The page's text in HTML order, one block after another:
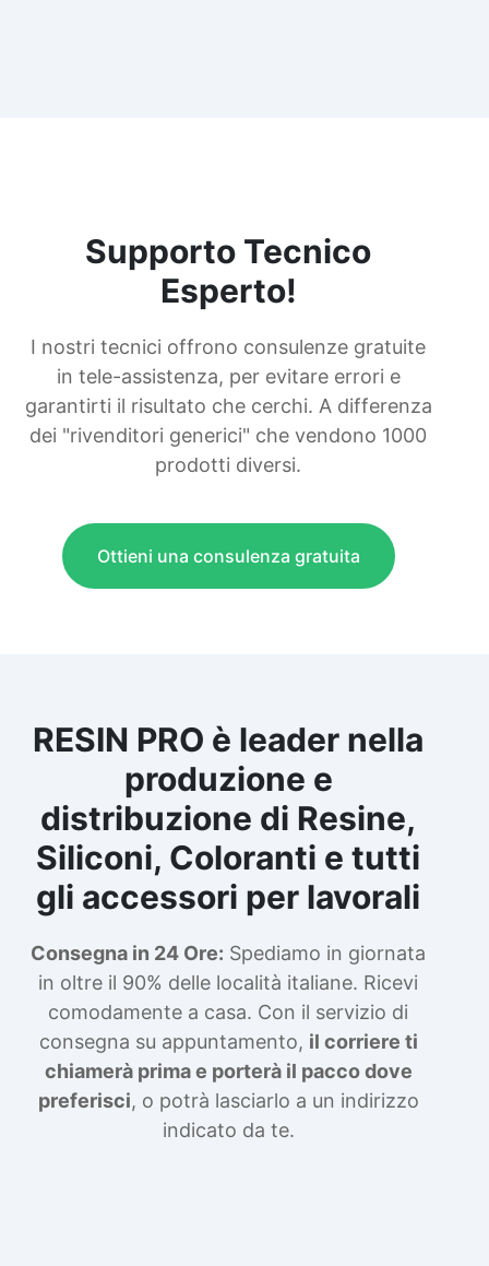
Supporto Tecnico
Esperto!
I nostri tecnici offrono consulenze gratuite
in tele-assistenza, per evitare errori e
garantirti il risultato che cerchi. A differenza
dei "rivenditori generici" che vendono 1000
prodotti diversi.
Ottieni una consulenza gratuita
RESIN PRO è leader nella
produzione e
distribuzione di Resine,
Siliconi, Coloranti e tutti
gli accessori per lavorali
Consegna in 24 Ore: Spediamo in giornata
in oltre il 90% delle località italiane. Ricevi
comodamente a casa. Con il servizio di
consegna su appuntamento, il corriere ti
chiamerà prima e porterà il pacco dove
preferisci, o potrà lasciarlo a un indirizzo
indicato da te.